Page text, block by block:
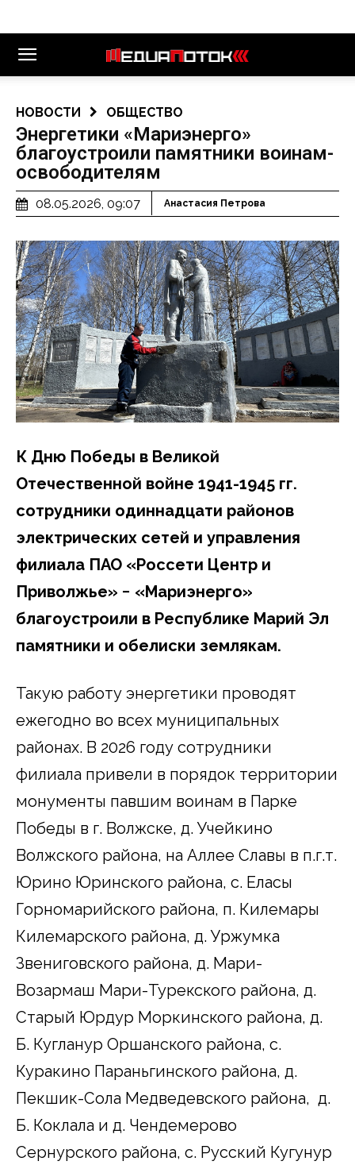
НОВОСТИ ОБЩЕСТВО
Энергетики «Мариэнерго»
благоустроили памятники воинам-
освободителям
08.05.2026, 09:07 Анастасия Петрова
К Дню Победы в Великой
Отечественной войне 1941-1945 гг.
сотрудники одиннадцати районов
электрических сетей и управления
филиала ПАО «Россети Центр и
Приволжье» − «Мариэнерго»
благоустроили в Республике Марий Эл
памятники и обелиски землякам.
Такую работу энергетики проводят
ежегодно во всех муниципальных
районах. В 2026 году сотрудники
филиала привели в порядок территории
монументы павшим воинам в Парке
Победы в г. Волжске, д. Учейкино
Волжского района, на Аллее Славы в п.г.т.
Юрино Юринского района, с. Еласы
Горномарийского района, п. Килемары
Килемарского района, д. Уржумка
Звениговского района, д. Мари-
Возармаш Мари-Турекского района, д.
Старый Юрдур Моркинского района, д.
Б. Кугланур Оршанского района, с.
Куракино Параньгинского района, д.
Пекшик-Сола Медведевского района, д.
Б. Коклала и д. Чендемерово
Сернурского района, с. Русский Кугунур